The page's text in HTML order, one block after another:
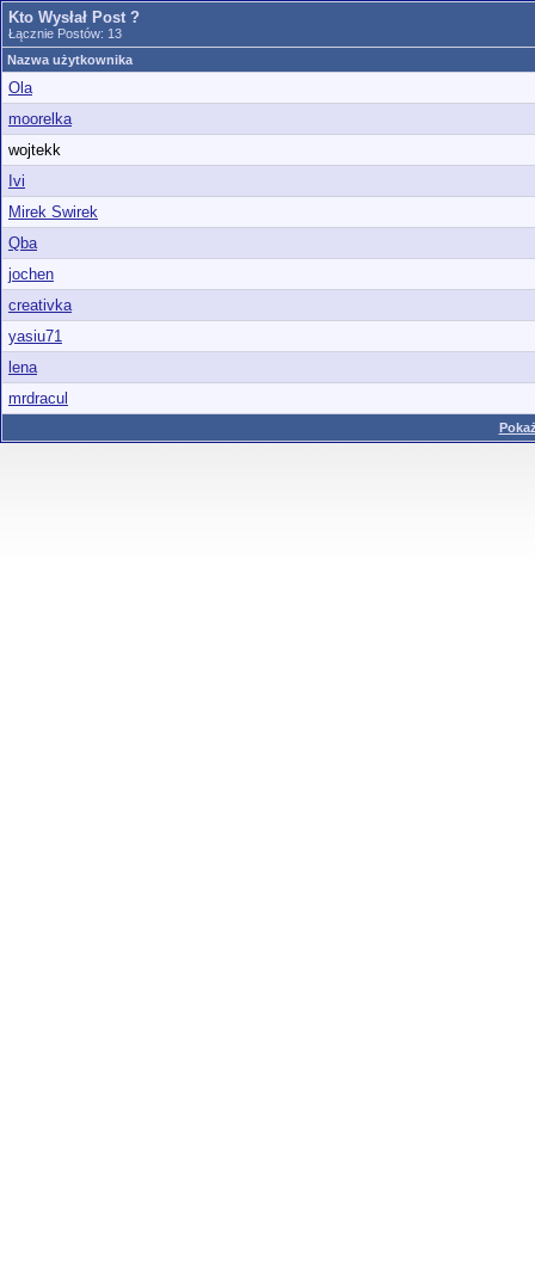
Kto Wysłał Post ?
Łącznie Postów: 13
Nazwa użytkownika
Ola
moorelka
wojtekk
Ivi
Mirek Swirek
Qba
jochen
creativka
yasiu71
lena
mrdracul